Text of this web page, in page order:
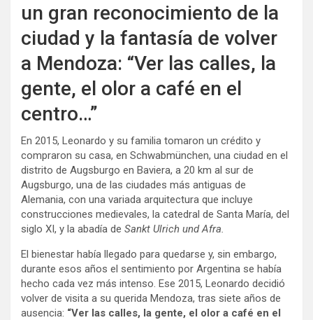
un gran reconocimiento de la
ciudad y la fantasía de volver
a Mendoza: “Ver las calles, la
gente, el olor a café en el
centro…”
En 2015, Leonardo y su familia tomaron un crédito y
compraron su casa, en Schwabmünchen, una ciudad en el
distrito de Augsburgo en Baviera, a 20 km al sur de
Augsburgo, una de las ciudades más antiguas de
Alemania, con una variada arquitectura que incluye
construcciones medievales, la catedral de Santa María, del
siglo XI, y la abadía de Sankt Ulrich und Afra.
El bienestar había llegado para quedarse y, sin embargo,
durante esos años el sentimiento por Argentina se había
hecho cada vez más intenso. Ese 2015, Leonardo decidió
volver de visita a su querida Mendoza, tras siete años de
ausencia: “Ver las calles, la gente, el olor a café en el